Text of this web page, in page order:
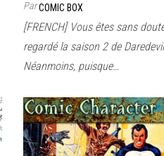
ParCOMIC BOX
[FRENCH] Vous êtes sans
regardé la saison 2 de
Néanmoins, puisque…